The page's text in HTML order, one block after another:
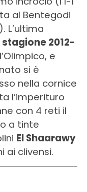
al Bentegodi
L’ultima
stagione 2012-
e
si è
nella cornice
l’imperituro
con 4 reti il
a tinte
El Shaarawy
ai clivensi.